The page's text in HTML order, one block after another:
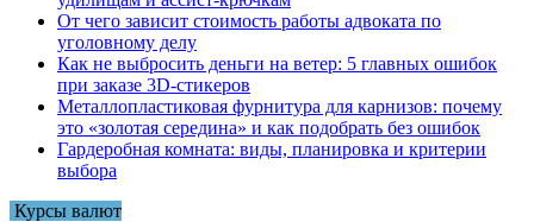
От чего зависит стоимость работы адвоката по
уголовному делу
Как не выбросить деньги на ветер: 5 главных ошибок
при заказе 3D-стикеров
Металлопластиковая фурнитура для карнизов: почему
это «золотая середина» и как подобрать без ошибок
Гардеробная комната: виды, планировка и критерии
выбора
Курсы валют